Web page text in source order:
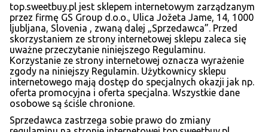
top.sweetbuy.pl jest sklepem internetowym zarządzanym
przez firmę GS Group d.o.o., Ulica Jožeta Jame, 14, 1000
ljubljana, Slovenia , zwaną dalej „Sprzedawca”. Przed
skorzystaniem ze strony internetowej sklepu zaleca się
uważne przeczytanie niniejszego Regulaminu.
Korzystanie ze strony internetowej oznacza wyrażenie
zgody na niniejszy Regulamin. Użytkownicy sklepu
internetowego mają dostęp do specjalnych okazji jak np.
oferta promocyjna i oferta specjalna. Wszystkie dane
osobowe są ściśle chronione.
Sprzedawca zastrzega sobie prawo do zmiany